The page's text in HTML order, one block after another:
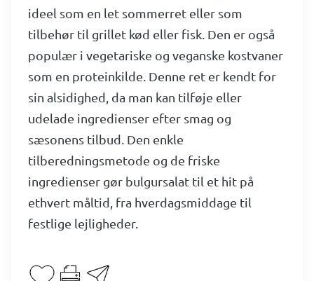
ideel som en let sommerret eller som
tilbehør til grillet kød eller fisk. Den er også
populær i vegetariske og veganske kostvaner
som en proteinkilde. Denne ret er kendt for
sin alsidighed, da man kan tilføje eller
udelade ingredienser efter smag og
sæsonens tilbud. Den enkle
tilberedningsmetode og de friske
ingredienser gør bulgursalat til et hit på
ethvert måltid, fra hverdagsmiddage til
festlige lejligheder.